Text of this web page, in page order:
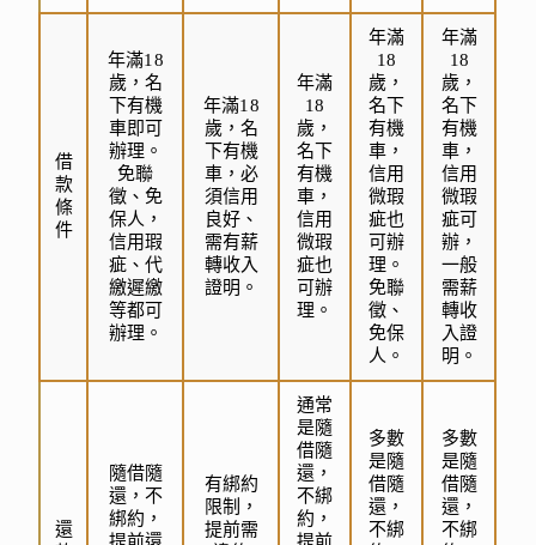
借
款
條
件
年滿18
歲，名
下有機
車即可
辦理。
免聯
徵、免
保人，
信用瑕
疵、代
繳遲繳
等都可
辦理。
年滿18
歲，名
下有機
車，必
須信用
良好、
需有薪
轉收入
證明。
年滿
18
歲，
名下
有機
車，
信用
微瑕
疵也
可辦
理。
年滿
18
歲，
名下
有機
車，
信用
微瑕
疵也
可辦
理。
免聯
徵、
免保
人。
年滿
18
歲，
名下
有機
車，
信用
微瑕
疵可
辦，
一般
需薪
轉收
入證
明。
還
隨借隨
還，不
綁約，
有綁約
限制，
提前需
通常
是隨
借隨
還，
不綁
約，
多數
是隨
借隨
還，
不綁
多數
是隨
借隨
還，
不綁